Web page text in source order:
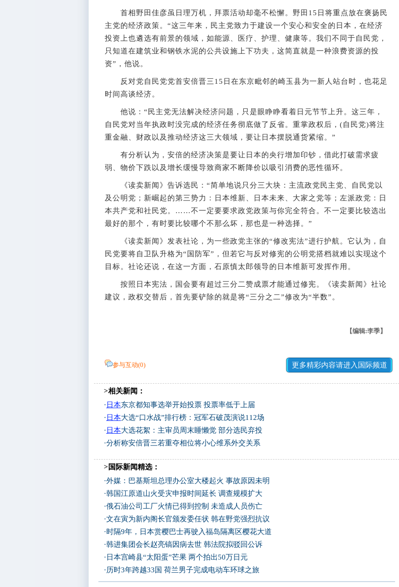
首相野田佳彦虽日理万机，拜票活动却毫不松懈。野田15日将重点放在褒扬民
主党的经济政策。“这三年来，民主党致力于建设一个安心和安全的日本，在经济
投资上也遴选有前景的领域，如能源、医疗、护理、健康等。我们不同于自民党，
只知道在建筑业和钢铁水泥的公共设施上下功夫，这简直就是一种浪费资源的投
资”，他说。
反对党自民党党首安倍晋三15日在东京毗邻的崎玉县为一新人站台时，也花足
时间高谈经济。
他说：“民主党无法解决经济问题，只是眼睁睁看着日元节节上升。这三年，
自民党对当年执政时没完成的经济任务彻底做了反省。重掌政权后，(自民党)将注
重金融、财政以及推动经济这三大领域，要让日本摆脱通货紧缩。”
有分析认为，安倍的经济决策是要让日本的央行增加印钞，借此打破需求疲
弱、物价下跌以及增长缓慢导致商家不断降价以吸引消费的恶性循环。
《读卖新闻》告诉选民：“简单地说只分三大块：主流政党民主党、自民党以
及公明党；新崛起的第三势力：日本维新、日本未来、大家之党等；左派政党：日
本共产党和社民党。……不一定要要求政党政策与你完全符合。不一定要比较选出
最好的那个，有时要比较哪个不那么坏，那也是一种选择。”
《读卖新闻》发表社论，为一些政党主张的“修改宪法”进行护航。它认为，自
民党要将自卫队升格为“国防军”，但若它与反对修宪的公明党搭档就难以实现这个
目标。社论还说，在这一方面，石原慎太郎领导的日本维新可发挥作用。
按照日本宪法，国会要有超过三分二赞成票才能通过修宪。《读卖新闻》社论
建议，政权交替后，首先要铲除的就是将“三分之二”修改为“半数”。
【编辑:李季】
参与互动(0) 更多精彩内容请进入国际频道
>相关新闻：
· 日本东京都知事选举开始投票 投票率低于上届
· 日本大选“口水战”排行榜：冠军石破茂演说112场
· 日本大选花絮：主审员周末睡懒觉 部分选民弃投
·分析称安倍晋三若重夺相位将小心维系外交关系
>国际新闻精选：
·外媒：巴基斯坦总理办公室大楼起火 事故原因未明
·韩国江原道山火受灾申报时间延长 调查规模扩大
·俄石油公司工厂火情已得到控制 未造成人员伤亡
·文在寅为新内阁长官颁发委任状 韩在野党强烈抗议
·时隔9年，日本赏樱巴士再驶入福岛隔离区樱花大道
·韩进集团会长赵亮镐因病去世 韩法院拟驳回公诉
· 日本宫崎县“太阳蛋”芒果 两个拍出50万日元
·历时3年跨越33国 荷兰男子完成电动车环球之旅